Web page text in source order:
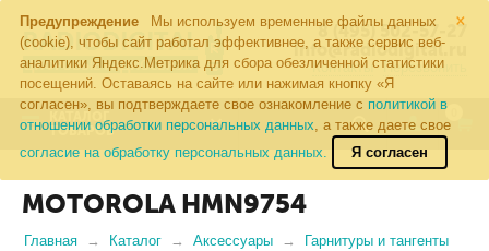
×
Предупреждение
Мы используем временные файлы данных
(cookie), чтобы сайт работал эффективнее, а также сервис веб-
аналитики Яндекс.Метрика для сбора обезличенной статистики
посещений. Оставаясь на сайте или нажимая кнопку «Я
согласен», вы подтверждаете свое ознакомление с политикой в
отношении обработки персональных данных, а также даете свое
согласие на обработку персональных данных.
Я согласен
8 (495) 502-57-27
info@radiodigital.ru
Контакты Перезвонить
КАТАЛОГ
ТОВАРОВ
MOTOROLA HMN9754
Главная Каталог Аксессуары
Гарнитуры и тангенты